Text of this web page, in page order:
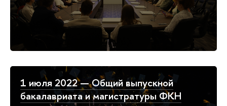
1 июля 2022 — Общий выпускной
бакалавриата и магистратуры ФКН